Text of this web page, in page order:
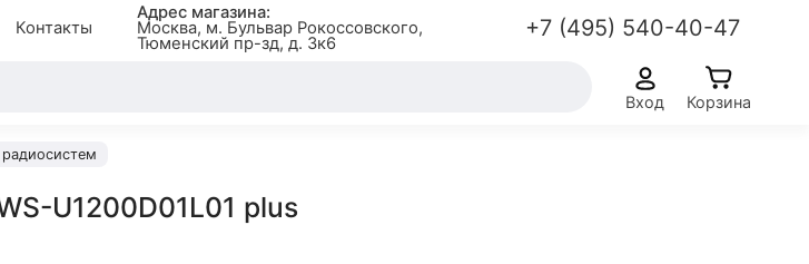
Контакты
Адрес магазина:
Москва, м. Бульвар Рокоссовского,
Тюменский пр-зд, д. 3к6
+7 (495) 540-40-47
Вход Корзина
U1200D01L01 plus